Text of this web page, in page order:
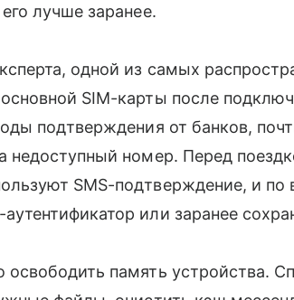
лучше заранее.
одной из самых
SIM-карты после
подтверждения от банков,
недоступный номер. Перед
SMS-подтверждение, и по
или заранее
память устройства.